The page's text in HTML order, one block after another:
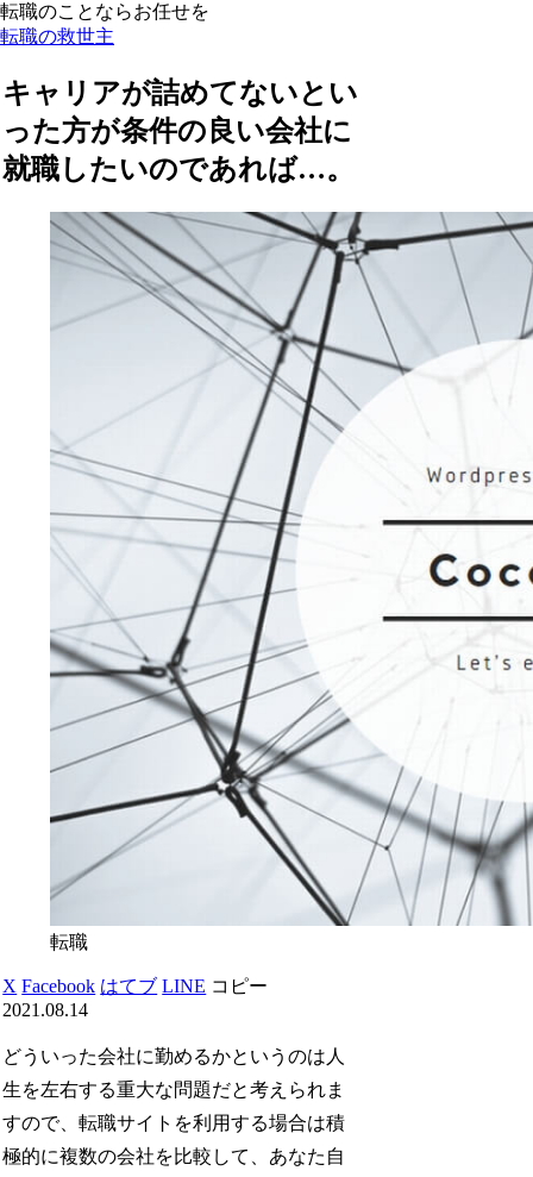
転職のことならお任せを
転職の救世主
キャリアが詰めてないとい
った方が条件の良い会社に
就職したいのであれば…。
転職
X Facebook はてブ LINE コピー
2021.08.14
どういった会社に勤めるかというのは人
生を左右する重大な問題だと考えられま
すので、転職サイトを利用する場合は積
極的に複数の会社を比較して、あなた自